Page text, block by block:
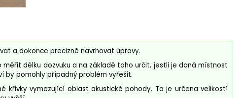
a dokonce precizně navrhovat úpravy.
délku dozvuku a na základě toho určit, jestli je daná místnost
by pomohly případný problém vyřešit.
vymezující oblast akustické pohody. Ta je určena velikostí